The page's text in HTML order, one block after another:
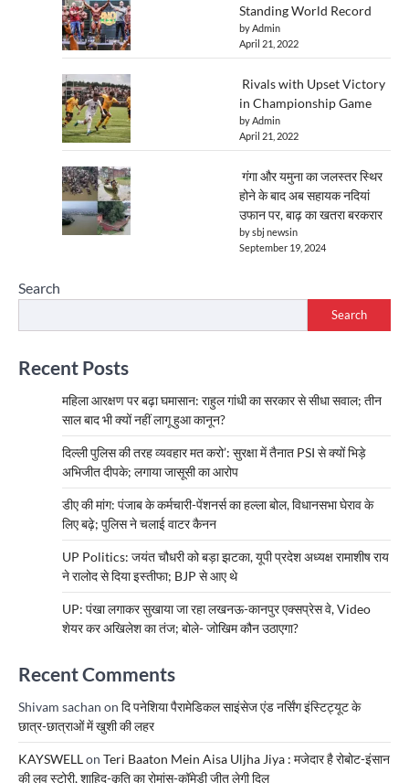
Standing World Record
by Admin
April 21, 2022
Rivals with Upset Victory
in Championship Game
by Admin
April 21, 2022
गंगा और यमुना का जलस्तर स्थिर
होने के बाद अब सहायक नदियां
उफान पर, बाढ़ का खतरा बरकरार
by sbj newsin
September 19, 2024
Search
Search
Recent Posts
महिला आरक्षण पर बढ़ा घमासान: राहुल गांधी का सरकार से सीधा सवाल; तीन
साल बाद भी क्यों नहीं लागू हुआ कानून?
दिल्ली पुलिस की तरह व्यवहार मत करो’: सुरक्षा में तैनात PSI से क्यों भिड़े
अभिजीत दीपके; लगाया जासूसी का आरोप
डीए की मांग: पंजाब के कर्मचारी-पेंशनर्स का हल्ला बोल, विधानसभा घेराव के
लिए बढ़े; पुलिस ने चलाई वाटर कैनन
UP Politics: जयंत चौधरी को बड़ा झटका, यूपी प्रदेश अध्यक्ष रामाशीष राय
ने रालोद से दिया इस्तीफा; BJP से आए थे
UP: पंखा लगाकर सुखाया जा रहा लखनऊ-कानपुर एक्सप्रेस वे, Video
शेयर कर अखिलेश का तंज; बोले- जोखिम कौन उठाएगा?
Recent Comments
Shivam sachan on दि पनेशिया पैरामेडिकल साइंसेज एंड नर्सिंग इंस्टिट्यूट के
छात्र-छात्राओं में खुशी की लहर
KAYSWELLon Teri Baaton Mein Aisa Uljha Jiya : मजेदार है रोबोट-इंसान
की लव स्टोरी, शाहिद-कृति का रोमांस-कॉमेडी जीत लेगी दिल